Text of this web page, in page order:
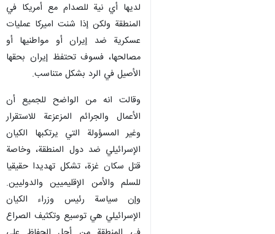
لديها أي نية للصدام مع أمريكا في
المنطقة ولكن إذا شنت اميركا عمليات
عسكرية ضد إيران أو مواطنيها أو
مصالحها، فسوف تحتفظ إيران بحقها
الأصيل في الرد بشكل متناسب.
وقالت انه من الواضح للجميع أن
الأعمال والجرائم المزعزعة للاستقرار
وغير المسؤولة التي يرتكبها الكيان
الإسرائيلي ضد دول المنطقة، وخاصة
قتل سكان غزة، تشكل تهديدا حقيقيا
للسلم والأمن الإقليميين والدوليين.
وإن سياسة رئيس وزراء الكيان
الإسرائيلي هي توسيع وتكثيف الصراع